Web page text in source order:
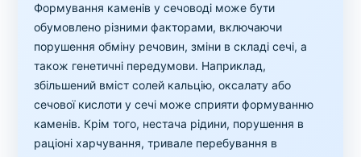
Формування каменів у сечоводі може бути
обумовлено різними факторами, включаючи
порушення обміну речовин, зміни в складі сечі, а
також генетичні передумови. Наприклад,
збільшений вміст солей кальцію, оксалату або
сечової кислоти у сечі може сприяти формуванню
каменів. Крім того, нестача рідини, порушення в
раціоні харчування, тривале перебування в